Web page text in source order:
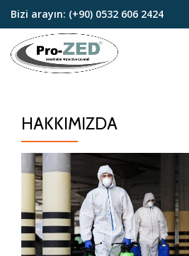
geç
Bizi arayın: (+90) 0532 606 2424
HAKKIMIZDA